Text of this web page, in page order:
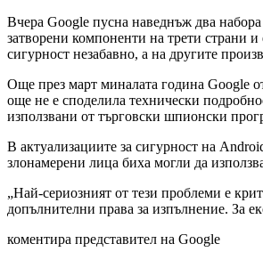
Вчера Google пусна наведнъж два
затворени компоненти на трети страни
сигурност незабавно, а на другите
Още през март миналата година Google
още не е споделила технически
използвани от търговски шпионски
В актуализациите за сигурност на
злонамерени лица биха могли да
„Най-сериозният от тези проблеми е
допълнителни права за изпълнение. За
коментира представител на Google